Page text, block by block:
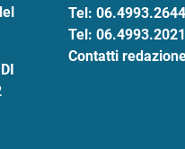
Tel: 06.4993.2644
Tel: 06.4993.2021
Contatti